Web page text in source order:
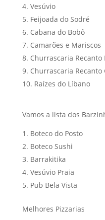
Vesúvio
Feijoada do Sodré
Cabana do Bobô
Camarões e Mariscos
Churrascaria Recanto
Churrascaria Recanto
Raízes do Líbano
Vamos a lista dos
Boteco do Posto
Boteco Sushi
Barrakitika
Vesúvio Praia
Pub Bela Vista
Melhores Pizzarias